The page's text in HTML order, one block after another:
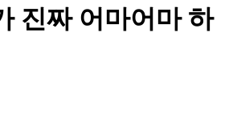
진짜 어마어마 하